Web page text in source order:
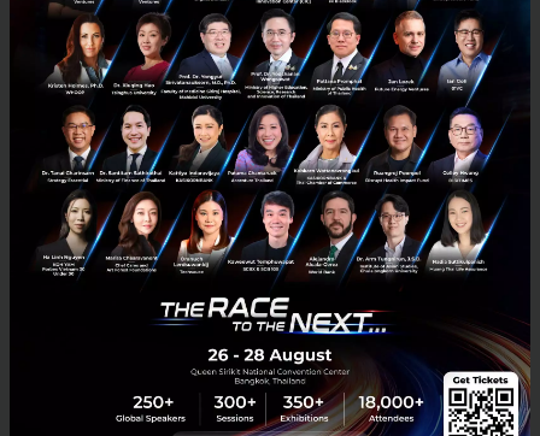
คิดสร้างสรรค์และเอื้อต่อการผลิตชิ้นงานที่มีคุณภาพอีก
เพื่อที่จะสร้างนวัตกรรมที่ใช้งานได้จริง ทุกสิ่งล้วนเริ่มมา
จากความคิดริเริ่มทั้งสิ้น และเมื่อคุณมีความสงสัยหรือไม่
มั่นใจในนวัตกรรมของตัวเอง คุณควรที่จะมองข้ามปัญหา
ไป และเริ่มรับฟังข้อเสนอแนะจากผู้อื่น การฟูมฟักความ
คิดนั้น จะเกิดขึ้นได้เมื่อคุณเริ่มรับฟังผู้อื่น และเก็บสะสม
คำแนะนำนั้นๆ ไปเพื่อพัฒนานวัตกรรมต่อไป ซึ่งในช่วง
เวลานี้ ความคิดสร้างสรรค์นั้นมีความจำเป็นอย่างมาก เมื่อ
คุณสามารถสร้างคำตอบที่คุณพอใจได้แล้ว ต่อไปคือการ
เข้าสู่ช่วงการผลิตชิ้นงานนวัตกรรม ซึ่งการรับฟังผลตอบ
รับก็ยังมีความจำเป็นอยู่เสมอ โดยจะมีทั้งกลุ่มลูกค้าที่มี